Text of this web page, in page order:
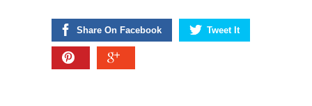
Share On Facebook Tweet It